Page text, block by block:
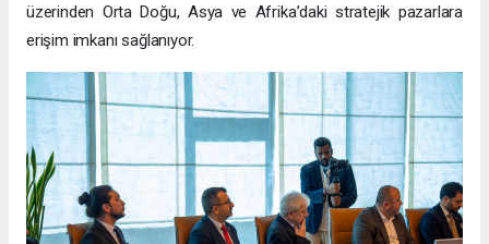
üzerinden Orta Doğu, Asya ve Afrika’daki stratejik pazarlara
erişim imkanı sağlanıyor.